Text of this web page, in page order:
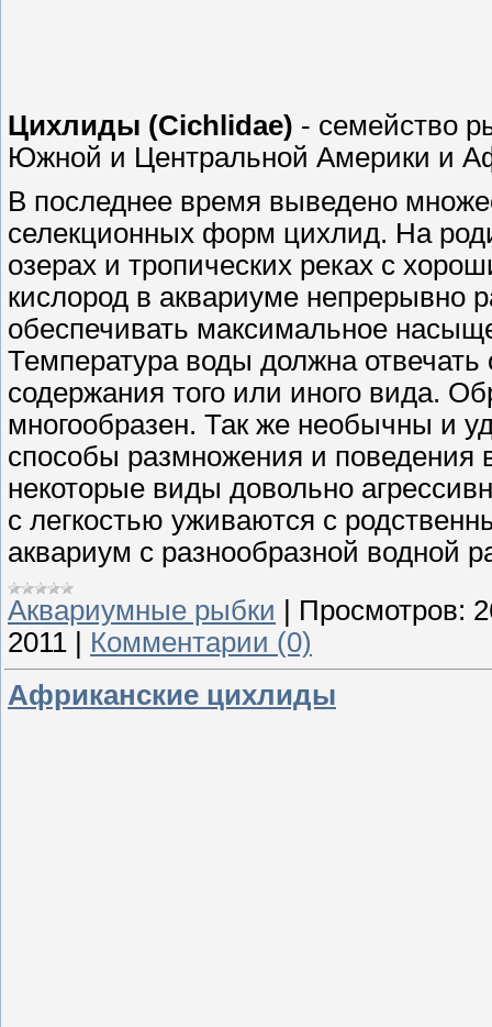
Цихлиды (Cichlidae) - семейство
Южной и Центральной Америки и
В последнее время выведено
селекционных форм цихлид. На
озерах и тропических реках с
кислород в аквариуме непрерывно
обеспечивать максимальное
Температура воды должна
содержания того или иного вида.
многообразен. Так же необычны и
способы размножения и поведения
некоторые виды довольно
с легкостью уживаются с
аквариум с разнообразной водной
Аквариумные рыбки
Просмотров:
2011
Комментарии (0)
Африканские цихлиды